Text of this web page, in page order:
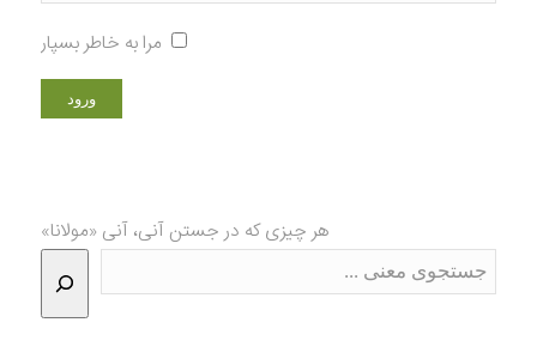
مرا به خاطر بسپار
هر چیزی که در جستن آنی، آنی «مولانا»